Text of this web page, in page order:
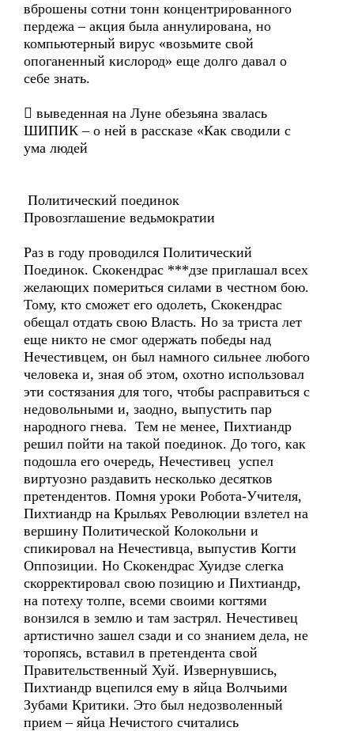
вброшены сотни тонн концентрированного
пердежа – акция была аннулирована, но
компьютерный вирус «возьмите свой
опоганенный кислород» еще долго давал о
себе знать.
 выведенная на Луне обезьяна звалась
ШИПИК – о ней в рассказе «Как сводили с
ума людей
Политический поединок
Провозглашение ведьмократии
Раз в году проводился Политический
Поединок. Скокендрас ***дзе приглашал всех
желающих помериться силами в честном бою.
Тому, кто сможет его одолеть, Скокендрас
обещал отдать свою Власть. Но за триста лет
еще никто не смог одержать победы над
Нечестивцем, он был намного сильнее любого
человека и, зная об этом, охотно использовал
эти состязания для того, чтобы расправиться с
недовольными и, заодно, выпустить пар
народного гнева. Тем не менее, Пихтиандр
решил пойти на такой поединок. До того, как
подошла его очередь, Нечестивец успел
виртуозно раздавить несколько десятков
претендентов. Помня уроки Робота-Учителя,
Пихтиандр на Крыльях Революции взлетел на
вершину Политической Колокольни и
спикировал на Нечестивца, выпустив Когти
Оппозиции. Но Скокендрас Хуидзе слегка
скорректировал свою позицию и Пихтиандр,
на потеху толпе, всеми своими когтями
вонзился в землю и там застрял. Нечестивец
артистично зашел сзади и со знанием дела, не
торопясь, вставил в претендента свой
Правительственный Хуй. Извернувшись,
Пихтиандр вцепился ему в яйца Волчьими
Зубами Критики. Это был недозволенный
прием – яйца Нечистого считались